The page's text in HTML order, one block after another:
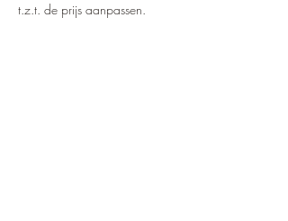
t.z.t. de prijs aanpassen.